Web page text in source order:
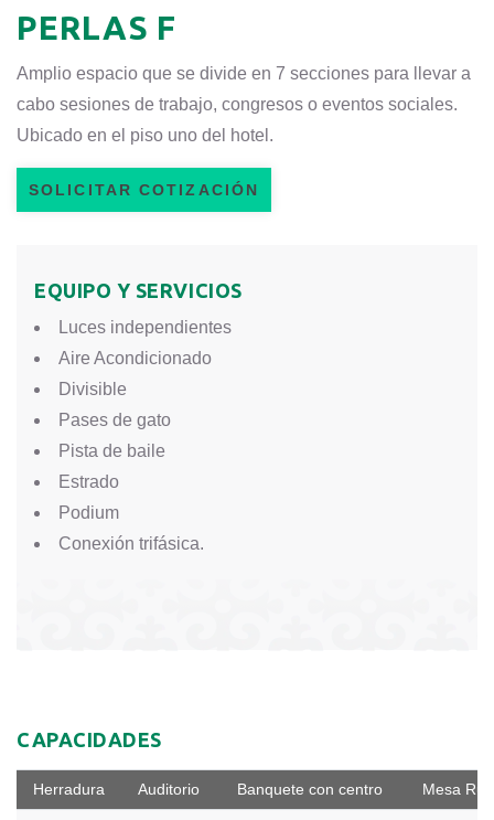
PERLAS F
Amplio espacio que se divide en 7 secciones para llevar a
cabo sesiones de trabajo, congresos o eventos sociales.
Ubicado en el piso uno del hotel.
SOLICITAR COTIZACIÓN
EQUIPO Y SERVICIOS
Luces independientes
Aire Acondicionado
Divisible
Pases de gato
Pista de baile
Estrado
Podium
Conexión trifásica.
CAPACIDADES
Herradura Auditorio Banquete con centro Mesa